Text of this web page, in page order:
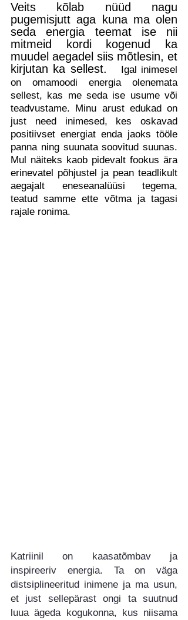
Veits kõlab nüüd nagu
pugemisjutt aga kuna ma olen
seda energia teemat ise nii
mitmeid kordi kogenud ka
muudel aegadel siis mõtlesin, et
kirjutan ka sellest.
Igal inimesel
on omamoodi energia olenemata
sellest, kas me seda ise usume või
teadvustame. Minu arust edukad on
just need inimesed, kes oskavad
positiivset energiat enda jaoks tööle
panna ning suunata soovitud suunas.
Mul näiteks kaob pidevalt fookus ära
erinevatel põhjustel ja pean teadlikult
aegajalt eneseanalüüsi tegema,
teatud samme ette võtma ja tagasi
rajale ronima.
Katriinil on kaasatõmbav ja
inspireeriv energia. Ta on väga
distsiplineeritud inimene ja ma usun,
et just sellepärast ongi ta suutnud
luua ägeda kogukonna, kus niisama